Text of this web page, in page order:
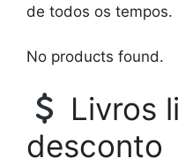
de todos os tempos.
No products found.
Livros
desconto